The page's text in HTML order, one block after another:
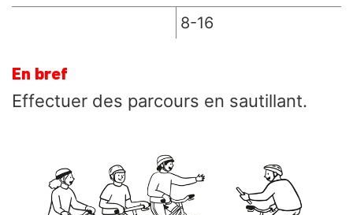
8-16
En bref
Effectuer des parcours en sautillant.